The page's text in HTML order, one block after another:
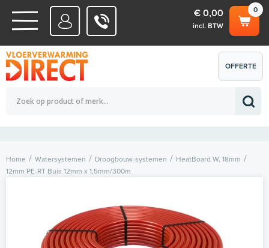
WATERSYSTEMEN
ELEKTRISCHE SYSTEMEN
0
€ 0,00
incl. BTW
Totaalbedrag (incl. BTW) € 0,00
OFFERTE
AANVRAGEN
Home Watersystemen Droogbouw-systemen
HeatBoard W, 18mm
12mm PE-RT Buis 12mm x 1,5mm/300m